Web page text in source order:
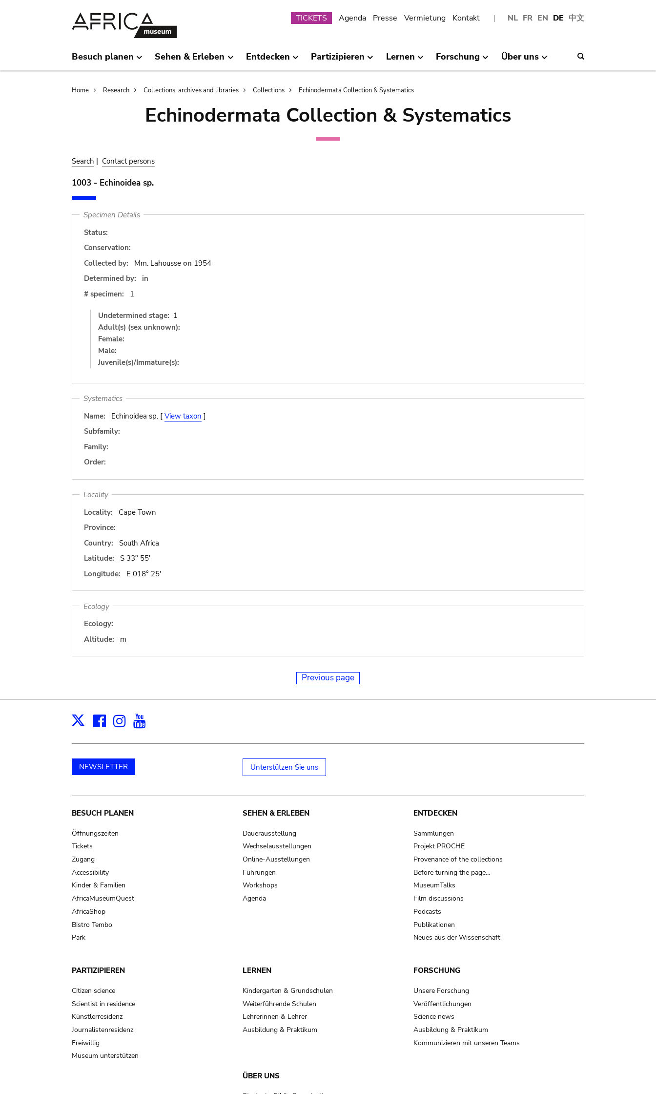
NL FR EN DE 中文
Submenu
TICKETS Agenda Presse Vermietung Kontakt
Besuch planen Sehen & Erleben Entdecken Partizipieren Lernen Forschung Über uns
Breadcrumb
Home Research Collections, archives and libraries Collections Echinodermata Collection & Systematics
Echinodermata Collection & Systematics
Search | Contact persons
1003 - Echinoidea sp.
Specimen Details
Status:
Conservation:
Collected by:
Mm. Lahousse on 1954
Determined by:
in
# specimen:
1
Undetermined stage: 1
Adult(s) (sex unknown):
Female:
Male:
Juvenile(s)/Immature(s):
Systematics
Name:
Echinoidea sp. [ View taxon ]
Subfamily:
Family:
Order:
Locality
Locality:
Cape Town
Province:
Country:
South Africa
Latitude:
S 33° 55'
Longitude:
E 018° 25'
Ecology
Ecology:
Altitude:
m
Previous page
X Facebook
Instagram
NEWSLETTER Unterstützen Sie uns
Main
navigation
BESUCH PLANEN
Öffnungszeiten
Tickets
Zugang
Accessibility
Kinder & Familien
AfricaMuseumQuest
AfricaShop
Bistro Tembo
Park
SEHEN & ERLEBEN
Dauerausstellung
Wechselausstellungen
Online-Ausstellungen
Führungen
Workshops
Agenda
ENTDECKEN
Sammlungen
Projekt PROCHE
Provenance of the collections
Before turning the page…
MuseumTalks
Film discussions
Podcasts
Publikationen
Neues aus der Wissenschaft
PARTIZIPIEREN
Citizen science
Scientist in residence
Künstlerresidenz
Journalistenresidenz
Freiwillig
Museum unterstützen
LERNEN
Kindergarten & Grundschulen
Weiterführende Schulen
Lehrerinnen & Lehrer
Ausbildung & Praktikum
FORSCHUNG
Unsere Forschung
Veröffentlichungen
Science news
Ausbildung & Praktikum
Kommunizieren mit unseren Teams
ÜBER UNS